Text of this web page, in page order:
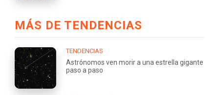
MÁS DE TENDENCIAS
TENDENCIAS
Astrónomos ven morir a una estrella gigante
paso a paso